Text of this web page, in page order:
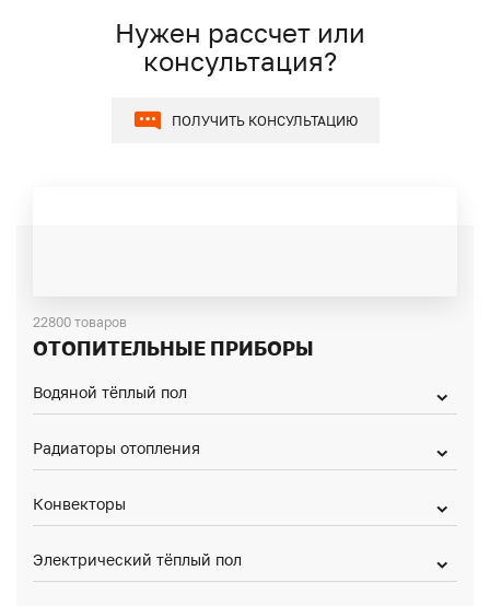
Нужен рассчет или
консультация?
ПОЛУЧИТЬ КОНСУЛЬТАЦИЮ
22800 товаров
ОТОПИТЕЛЬНЫЕ ПРИБОРЫ
Водяной тёплый пол
Радиаторы отопления
Конвекторы
Электрический тёплый пол